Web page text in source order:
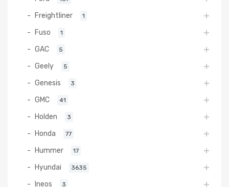
Freightliner 1
Fuso 1
GAC 5
Geely 5
Genesis 3
GMC 41
Holden 3
Honda 77
Hummer 17
Hyundai 3635
Ineos 3